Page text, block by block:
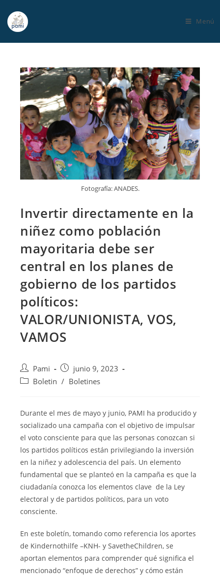
Menú
Fotografía: ANADES.
Invertir directamente en la
niñez como población
mayoritaria debe ser
central en los planes de
gobierno de los partidos
políticos:
VALOR/UNIONISTA, VOS,
VAMOS
Pami
junio 9, 2023
Boletin / Boletines
Durante el mes de mayo y junio, PAMI ha producido y
socializado una campaña con el objetivo de impulsar
el voto consciente paraque las personas conozcan si
los partidos políticos están privilegiando la inversión
en la niñez y adolescencia del país. Un elemento
fundamental que se planteó en la campaña es que la
ciudadanía conozca los elementos clave de la Ley
electoral y de partidos políticos, para un voto
consciente.
En este boletín, tomando como referencia los aportes
de Kindernothilfe –KNH- y SavetheChildren, se
aportan elementos para comprender qué significa el
mencionado “enfoque de derechos” y cómo están